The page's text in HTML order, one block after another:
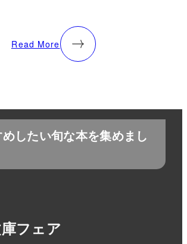
Read More
したい旬な本を集めまし
フェア